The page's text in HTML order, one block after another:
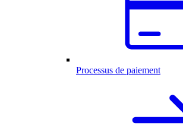
Processus de paiement